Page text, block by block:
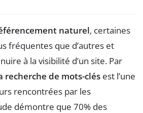
naturel, certaines
fréquentes que d’autres et
à la visibilité d’un site. Par
recherche de mots-clés est l’une
rencontrées par les
démontre que 70% des